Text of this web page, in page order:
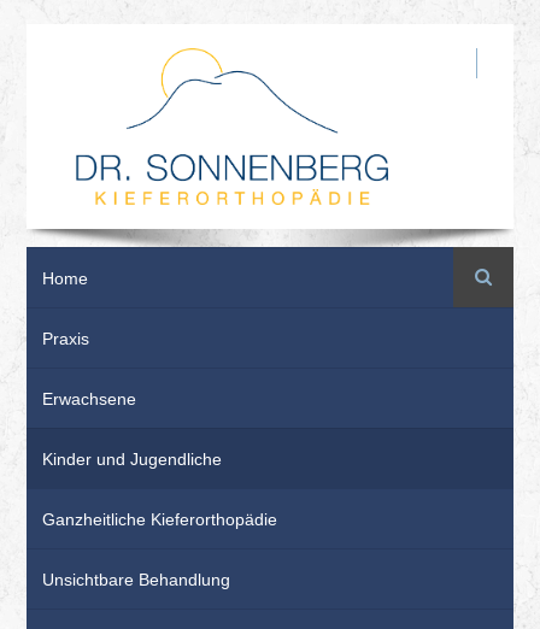
Home
Praxis
Erwachsene
Kinder und Jugendliche
Ganzheitliche Kieferorthopädie
Unsichtbare Behandlung
Suche